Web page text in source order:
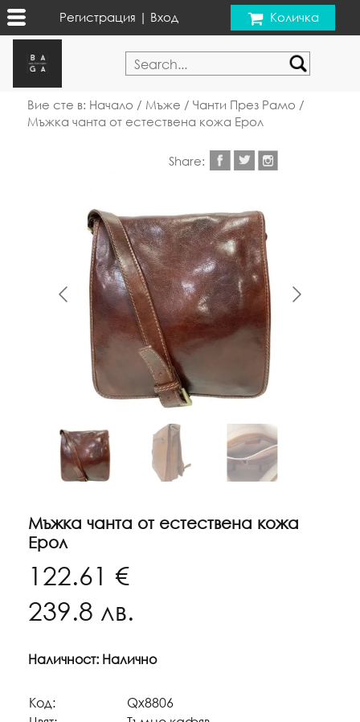
Регистрация | Вход Количка
Вие сте в: Начало / Мъже / Чанти През Рамо /
Мъжка чанта от естествена кожа Ерол
Share:
Мъжка чанта от естествена кожа
Ерол
122.61 €
239.8 лв.
Наличност: Налично
Код:
Qx8806